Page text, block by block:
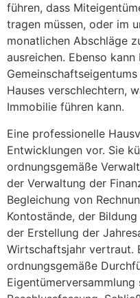
führen, dass
tragen müssen, oder im
monatlichen Abschläge
ausreichen. Ebenso
Hauses verschlechtern,
Immobilie führen kann.
Eine professionelle
Entwicklungen vor. Sie
ordnungsgemäße
der Verwaltung der
Begleichung von
Kontostände, der
der Erstellung der
Wirtschaftsjahr vertraut.
ordnungsgemäße